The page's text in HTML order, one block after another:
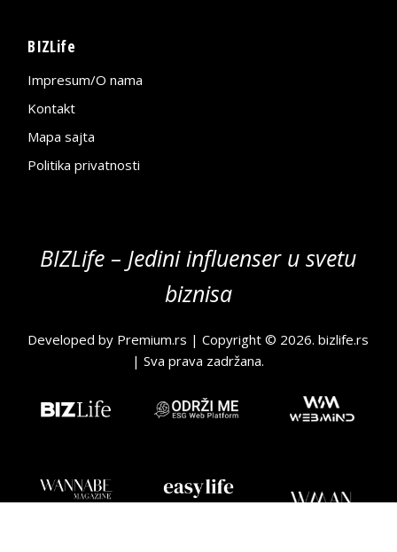
BIZLife
Impresum/O nama
Kontakt
Mapa sajta
Politika privatnosti
BIZLife – Jedini influenser u svetu
biznisa
Developed by Premium.rs | Copyright © 2026.bizlife.rs
| Sva prava zadržana.